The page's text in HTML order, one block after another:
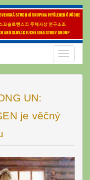
Toggle
UN:
je věčný